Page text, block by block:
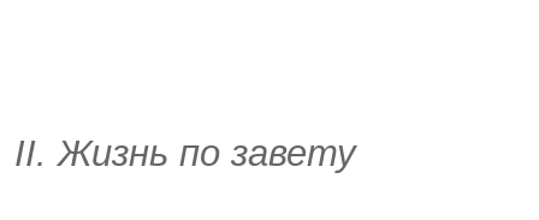
II. Жизнь по завету